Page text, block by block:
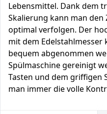
Lebensmittel. Dank dem
Skalierung kann man
optimal verfolgen. Der
mit dem Edelstahlmesser
bequem abgenommen
Spülmaschine gereinigt
Tasten und dem griffigen
man immer die volle